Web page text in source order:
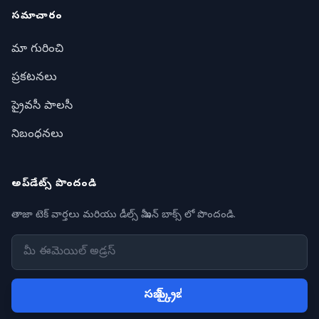
సమాచారం
మా గురించి
ప్రకటనలు
ప్రైవసీ పాలసీ
నిబంధనలు
అప్‌డేట్స్ పొందండి
తాజా టెక్ వార్తలు మరియు డీల్స్ మీ ఇన్ బాక్స్ లో పొందండి.
సబ్ స్క్రైబ్